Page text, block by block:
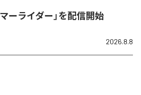
ーライダー」を配信開始
2026.8.8